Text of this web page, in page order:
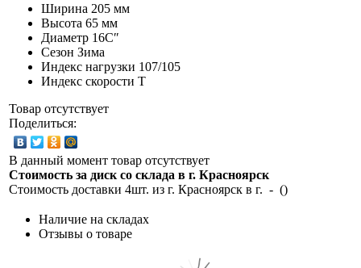
Ширина 205 мм
Высота 65 мм
Диаметр 16C″
Сезон Зима
Индекс нагрузки 107/105
Индекс скорости T
Товар отсутствует
Поделиться:
В данный момент товар отсутствует
Стоимость за диск со склада в г. Красноярск
Стоимость доставки 4шт. из г. Красноярск в г. - ()
Наличие на складах
Отзывы о товаре